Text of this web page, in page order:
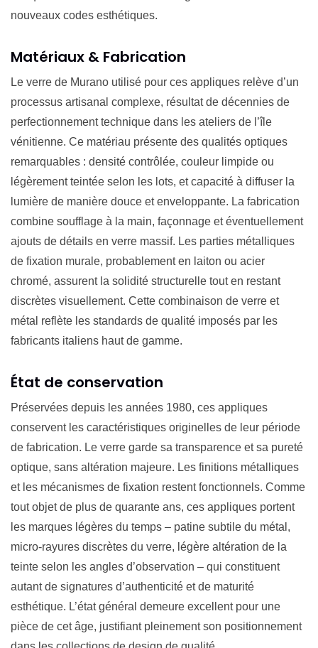
nouveaux codes esthétiques.
Matériaux & Fabrication
Le verre de Murano utilisé pour ces appliques relève d’un
processus artisanal complexe, résultat de décennies de
perfectionnement technique dans les ateliers de l’île
vénitienne. Ce matériau présente des qualités optiques
remarquables : densité contrôlée, couleur limpide ou
légèrement teintée selon les lots, et capacité à diffuser la
lumière de manière douce et enveloppante. La fabrication
combine soufflage à la main, façonnage et éventuellement
ajouts de détails en verre massif. Les parties métalliques
de fixation murale, probablement en laiton ou acier
chromé, assurent la solidité structurelle tout en restant
discrètes visuellement. Cette combinaison de verre et
métal reflète les standards de qualité imposés par les
fabricants italiens haut de gamme.
État de conservation
Préservées depuis les années 1980, ces appliques
conservent les caractéristiques originelles de leur période
de fabrication. Le verre garde sa transparence et sa pureté
optique, sans altération majeure. Les finitions métalliques
et les mécanismes de fixation restent fonctionnels. Comme
tout objet de plus de quarante ans, ces appliques portent
les marques légères du temps – patine subtile du métal,
micro-rayures discrètes du verre, légère altération de la
teinte selon les angles d’observation – qui constituent
autant de signatures d’authenticité et de maturité
esthétique. L’état général demeure excellent pour une
pièce de cet âge, justifiant pleinement son positionnement